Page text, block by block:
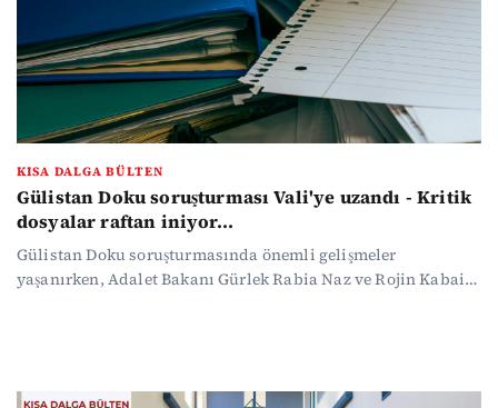
düzenlemesi de tartışılıyor.
KISA DALGA BÜLTEN
Gülistan Doku soruşturması Vali'ye uzandı - Kritik
dosyalar raftan iniyor...
Gülistan Doku soruşturmasında önemli gelişmeler
yaşanırken, Adalet Bakanı Gürlek Rabia Naz ve Rojin Kabaiş
geçici ateşkese varıldı, Hürmüz Boğazı açıldı. Haber